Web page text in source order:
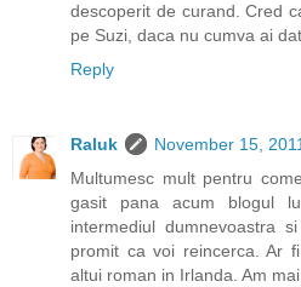
descoperit de curand. Cred
pe Suzi, daca nu cumva ai
Reply
Raluk
November 15,
Multumesc mult pentru
gasit pana acum blogul
intermediul dumnevoastra
promit ca voi reincerca. Ar
altui roman in Irlanda. Am